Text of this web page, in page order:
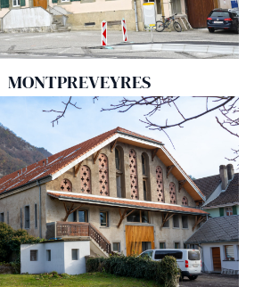
MONTPREVEYRES